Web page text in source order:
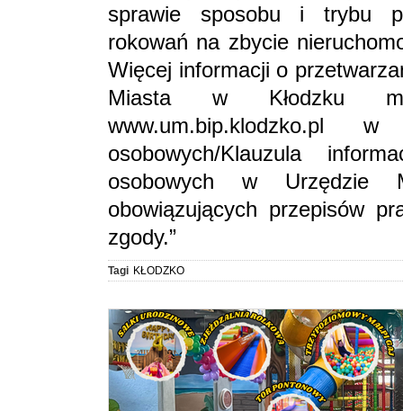
sprawie sposobu i trybu
rokowań na zbycie
Więcej informacji o
Miasta w Kłodzku
www.um.bip.klodzko.pl
osobowych/Klauzula
osobowych w Urzędzie
obowiązujących przepisów
zgody.”
Tagi KŁODZKO